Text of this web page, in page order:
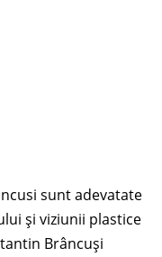
sunt adevatate
și viziunii plastice
Brâncuși